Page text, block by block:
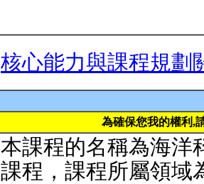
核心能力與課程規劃
為確保您我的權利,
本課程的名稱為海洋
課程，課程所屬領域